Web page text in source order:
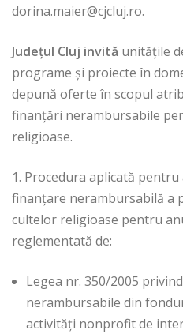
dorina.maier@cjcluj.ro.
Județul Cluj invită unitățile
programe şi proiecte în
depună oferte în scopul
finanțări nerambursabile
religioase.
1. Procedura aplicată
finanțare nerambursabilă a
cultelor religioase pentru
reglementată de:
Legea nr. 350/2005
nerambursabile din
activităţi nonprofit de